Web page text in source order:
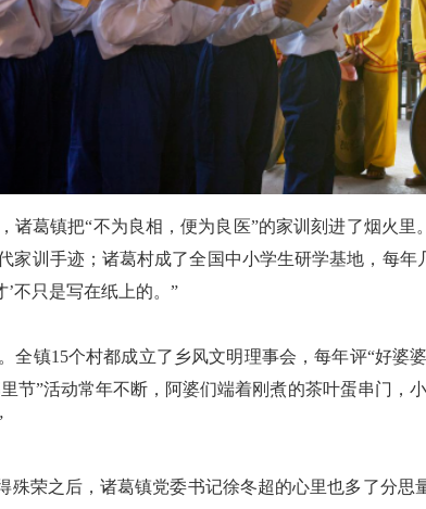
葛镇把“不为良相，便为良医”的家训刻进了烟火里
家训手迹；诸葛村成了全国中小学生研学基地，每
不只是写在纸上的。”
镇15个村都成立了乡风文明理事会，每年评“好婆婆
节”活动常年不断，阿婆们端着刚煮的茶叶蛋串门，
荣之后，诸葛镇党委书记徐冬超的心里也多了分思